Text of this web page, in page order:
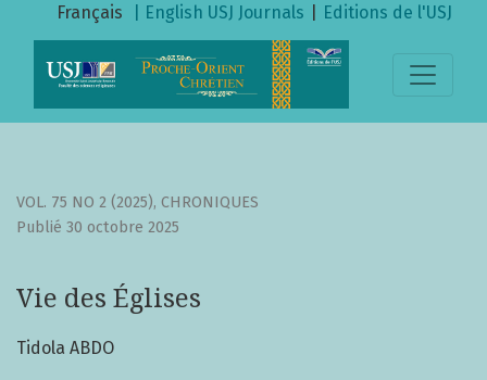
Vie des Églises
Français | English USJ Journals Editions de l'USJ
VOL. 75 NO 2 (2025), CHRONIQUES
Vie des Églises
Publié 30 octobre 2025
Tidola ABDO